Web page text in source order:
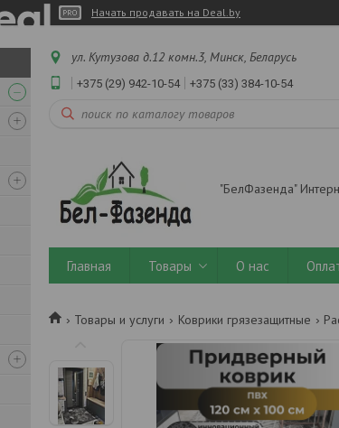
Начать продавать на Deal.by
ул. Кутузова д.12 комн.3, Минск, Беларусь
+375 (29) 942-10-54 +375 (33) 384-10-54
"БелФазенда"
Главная Товары О нас
Товары и услуги Коврики грязезащитные